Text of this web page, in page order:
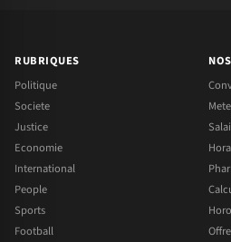
RUBRIQUES
Politique
Societe
Justice
Economie
International
People
Sports
Football